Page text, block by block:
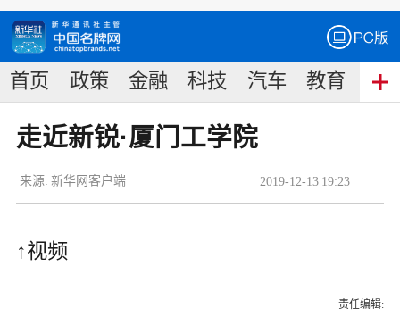
首页 政策 金融 科技 汽车 教育 食
走近新锐·厦门工学院
2019-12-13 19:23
来源: 新华网客户端
↑视频
责任编辑: